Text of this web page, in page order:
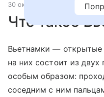
30 октября 2013
Что такое
Вьетнамки —
на них состоит из двух
особым образом:
соседним с ним